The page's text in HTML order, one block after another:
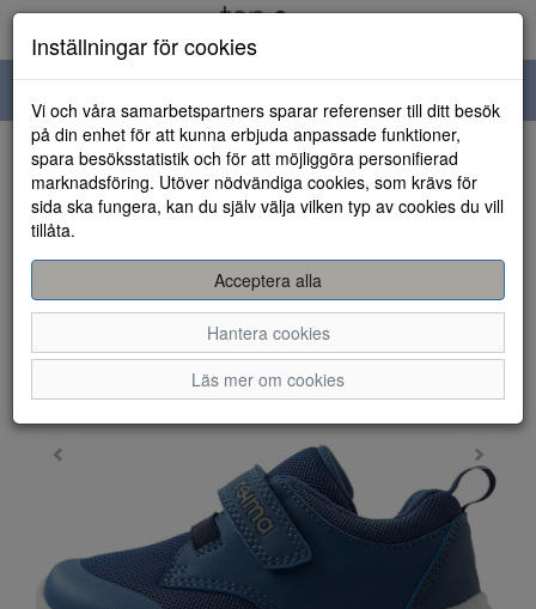
navigation
HEM
Inställningar för cookies
Vi och våra samarbetspartners sparar referenser till ditt besök
på din enhet för att kunna erbjuda anpassade funktioner,
spara besöksstatistik och för att möjliggöra personifierad
marknadsföring. Utöver nödvändiga cookies, som krävs för
sida ska fungera, kan du själv välja vilken typ av cookies du vill
tillåta.
Acceptera alla
Hantera cookies
Läs mer om cookies